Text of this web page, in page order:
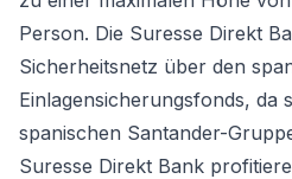
Person. Die Suresse Direkt
Sicherheitsnetz über den
Einlagensicherungsfonds, da
spanischen Santander-
Suresse Direkt Bank